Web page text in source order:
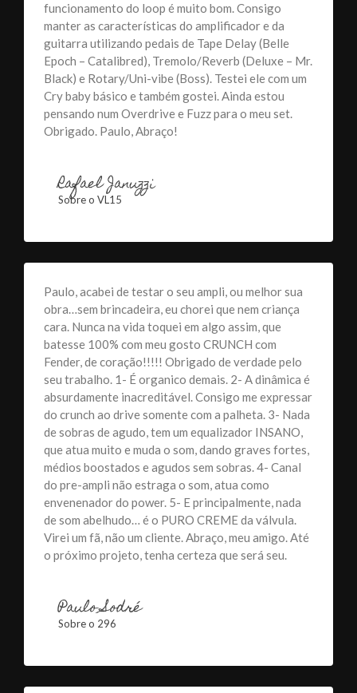
funcionamento do loop é muito bom. Consigo
manter as características do amplificador e da
guitarra utilizando pedais de Tape Delay (Belle
Epoch – Catalibred), Tremolo/Reverb (Deluxe – Mr.
Black) e Rotary/Uni-vibe (Boss). Testei ele com um
Cry baby básico e também gostei. Ainda estou
pensando num Overdrive e Fuzz para o meu set.
Obrigado. Paulo, Abraço!
Rafael Januzzi
Sobre o VL15
Paulo, acabei de testar o seu ampli, ou melhor sua
obra…sem brincadeira, eu chorei que nem criança
cara. Nunca na vida toquei em algo assim, que
batesse 100% com meu gosto CRUNCH com
Fender, de coração!!!!! Obrigado de verdade pelo
seu trabalho. 1- É organico demais. 2- A dinâmica é
absurdamente inacreditável. Consigo me expressar
do crunch ao drive somente com a palheta. 3- Nada
de sobras de agudo, tem um equalizador INSANO,
que atua muito e muda o som, dando graves fortes,
médios boostados e agudos sem sobras. 4- Canal
do pre-ampli não estraga o som, atua como
envenenador do power. 5- E principalmente, nada
de som abelhudo… é o PURO CREME da válvula.
Virei um fã, não um cliente. Abraço, meu amigo. Até
o próximo projeto, tenha certeza que será seu.
Paulo Sodré
Sobre o 296